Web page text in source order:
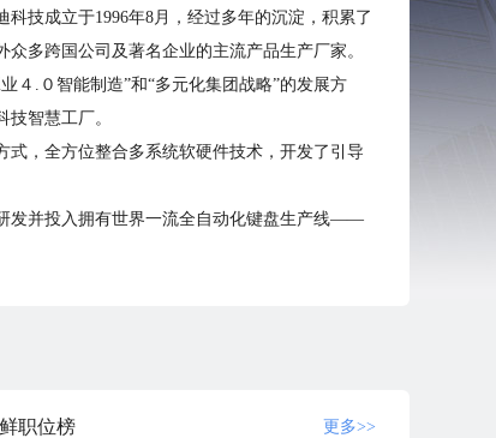
技成立于1996年8月，经过多年的沉淀，积累了
多跨国公司及著名企业的主流产品生产厂家。
４.０智能制造”和“多元化集团战略”的发展方
智慧工厂。
，全方位整合多系统软硬件技术，开发了引导
发并投入拥有世界一流全自动化键盘生产线——
成，经过半年时间的设备机器等配备、运输，
，打造世界一流的科技创新型智能制造企业！
职位榜 更多>>